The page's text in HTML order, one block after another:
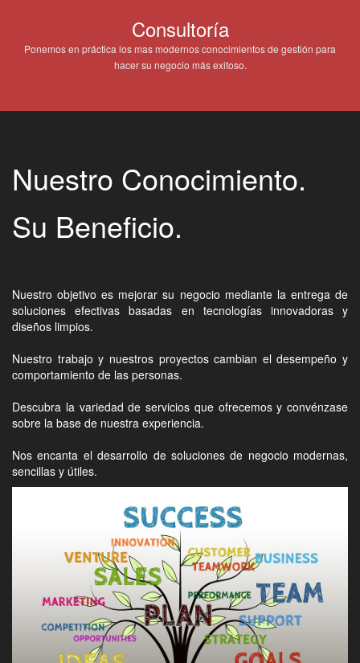
Consultoría
Ponemos en práctica los mas modernos conocimientos de gestión para
hacer su negocio más exitoso.
Nuestro Conocimiento.
Su Beneficio.
Nuestro objetivo es mejorar su negocio mediante la entrega de
soluciones efectivas basadas en tecnologías innovadoras y
diseños limpios.
Nuestro trabajo y nuestros proyectos cambian el desempeño y
comportamiento de las personas.
Descubra la variedad de servicios que ofrecemos y convénzase
sobre la base de nuestra experiencia.
Nos encanta el desarrollo de soluciones de negocio modernas,
sencillas y útiles.